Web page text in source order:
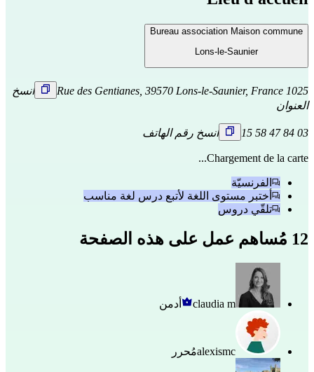
Bureau association Maison commune
Lons-le-Saunier
1025 Rue des Gentianes, 39570 Lons-le-Saunier, France
انسخ
العنوان
03 84 47 58 15 انسخ رقم الهاتف
Chargement de la carte...
الفرنسيّة
أختبر مستوى اللغة لأتبع درس لغة مناسب
تلقّي دروس
12 مُساهم عمل على هذه الصفحة
claudia m أدمن
alexismcمُحرر